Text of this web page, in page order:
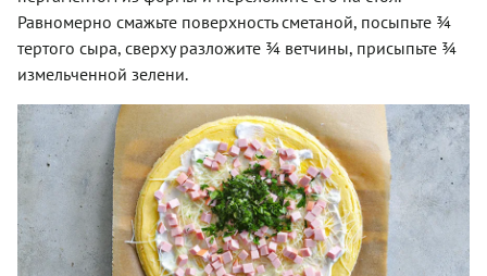
Равномерно смажьте поверхность сметаной, посыпьте ¾
тертого сыра, сверху разложите ¾ ветчины, присыпьте ¾
измельченной зелени.